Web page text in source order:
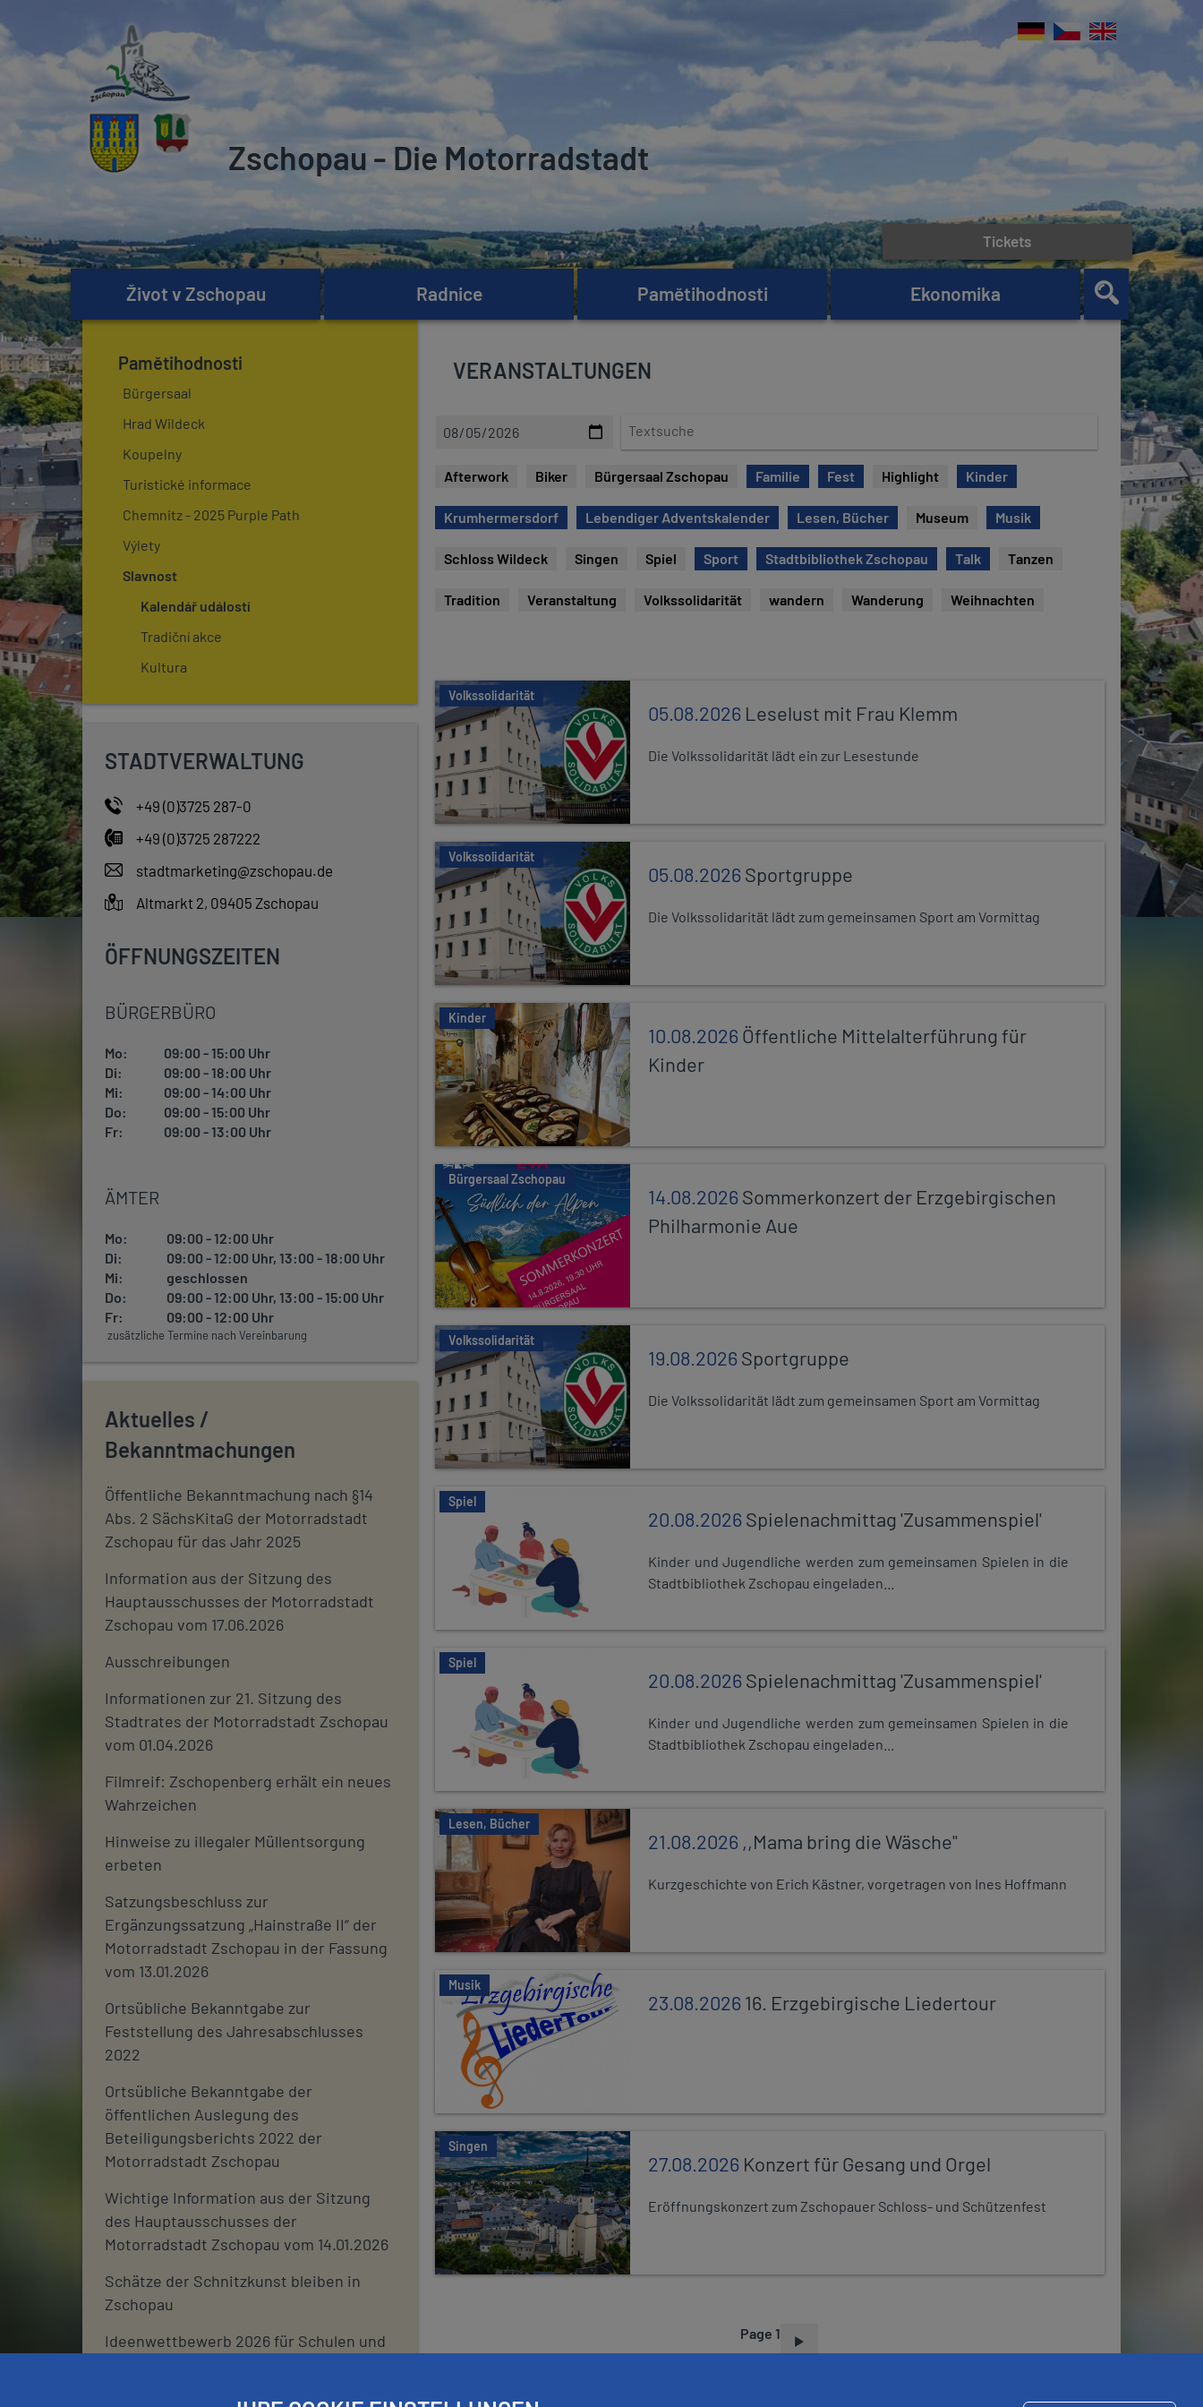
Zschopau - Die Motorradstadt
Život v Zschopau Radnice Pamětihodnosti Ekonomika
Tickets
Pamětihodnosti
Bürgersaal
Hrad Wildeck
Koupelny
Turistické informace
Chemnitz - 2025 Purple Path
Výlety
Slavnost
Kalendář událostí
Tradiční akce
Kultura
STADTVERWALTUNG
+49 (0)3725 287-0
+49 (0)3725 287222
stadtmarketing@zschopau.de
Altmarkt 2, 09405 Zschopau
ÖFFNUNGSZEITEN
BÜRGERBÜRO
Mo:
09:00 - 15:00 Uhr
Di:
09:00 - 18:00 Uhr
Mi:
09:00 - 14:00 Uhr
Do:
09:00 - 15:00 Uhr
Fr:
09:00 - 13:00 Uhr
ÄMTER
Mo:
09:00 - 12:00 Uhr
Di:
09:00 - 12:00 Uhr, 13:00 - 18:00 Uhr
Mi:
geschlossen
Do:
09:00 - 12:00 Uhr, 13:00 - 15:00 Uhr
Fr:
09:00 - 12:00 Uhr
zusätzliche Termine nach Vereinbarung
Aktuelles /
Bekanntmachungen
Öffentliche Bekanntmachung nach §14
Abs. 2 SächsKitaG der Motorradstadt
Zschopau für das Jahr 2025
Information aus der Sitzung des
Hauptausschusses der Motorradstadt
Zschopau vom 17.06.2026
Ausschreibungen
Informationen zur 21. Sitzung des
Stadtrates der Motorradstadt Zschopau
vom 01.04.2026
Filmreif: Zschopenberg erhält ein neues
Wahrzeichen
Hinweise zu illegaler Müllentsorgung
erbeten
Satzungsbeschluss zur
Ergänzungssatzung „Hainstraße II“ der
Motorradstadt Zschopau in der Fassung
vom 13.01.2026
Ortsübliche Bekanntgabe zur
Feststellung des Jahresabschlusses
2022
Ortsübliche Bekanntgabe der
öffentlichen Auslegung des
Beteiligungsberichts 2022 der
Motorradstadt Zschopau
Wichtige Information aus der Sitzung
des Hauptausschusses der
Motorradstadt Zschopau vom 14.01.2026
Schätze der Schnitzkunst bleiben in
Zschopau
Ideenwettbewerb 2026 für Schulen und
Stadtjournal 2026: Wir suchen euch
VERANSTALTUNGEN
m
t
s
u
Afterwork Biker Bürgersaal Zschopau Familie Fest Highlight Kinder
Krumhermersdorf Lebendiger Adventskalender Lesen, Bücher Museum Musik
Schloss Wildeck Singen Spiel Sport Stadtbibliothek Zschopau Talk Tanzen
Tradition Veranstaltung Volkssolidarität wandern Wanderung Weihnachten
Volkssolidarität
05.08.2026 Leselust mit Frau Klemm
Die Volkssolidarität lädt ein zur Lesestunde
Volkssolidarität
05.08.2026Sportgruppe
Die Volkssolidarität lädt zum gemeinsamen Sport am Vormittag
Kinder
10.08.2026Öffentliche Mittelalterführung für
Kinder
Bürgersaal Zschopau
14.08.2026Sommerkonzert der Erzgebirgischen
Philharmonie Aue
Volkssolidarität
19.08.2026Sportgruppe
Die Volkssolidarität lädt zum gemeinsamen Sport am Vormittag
Spiel
20.08.2026Spielenachmittag 'Zusammenspiel'
Kinder und Jugendliche werden zum gemeinsamen Spielen in die
Stadtbibliothek Zschopau eingeladen...
Spiel
20.08.2026Spielenachmittag 'Zusammenspiel'
Kinder und Jugendliche werden zum gemeinsamen Spielen in die
Stadtbibliothek Zschopau eingeladen...
Lesen, Bücher
21.08.2026 ,,Mama bring die Wäsche"
Kurzgeschichte von Erich Kästner, vorgetragen von Ines Hoffmann
Musik
23.08.202616. Erzgebirgische Liedertour
Singen
27.08.2026 Konzert für Gesang und Orgel
Eröffnungskonzert zum Zschopauer Schloss- und Schützenfest
P
G
Page 1